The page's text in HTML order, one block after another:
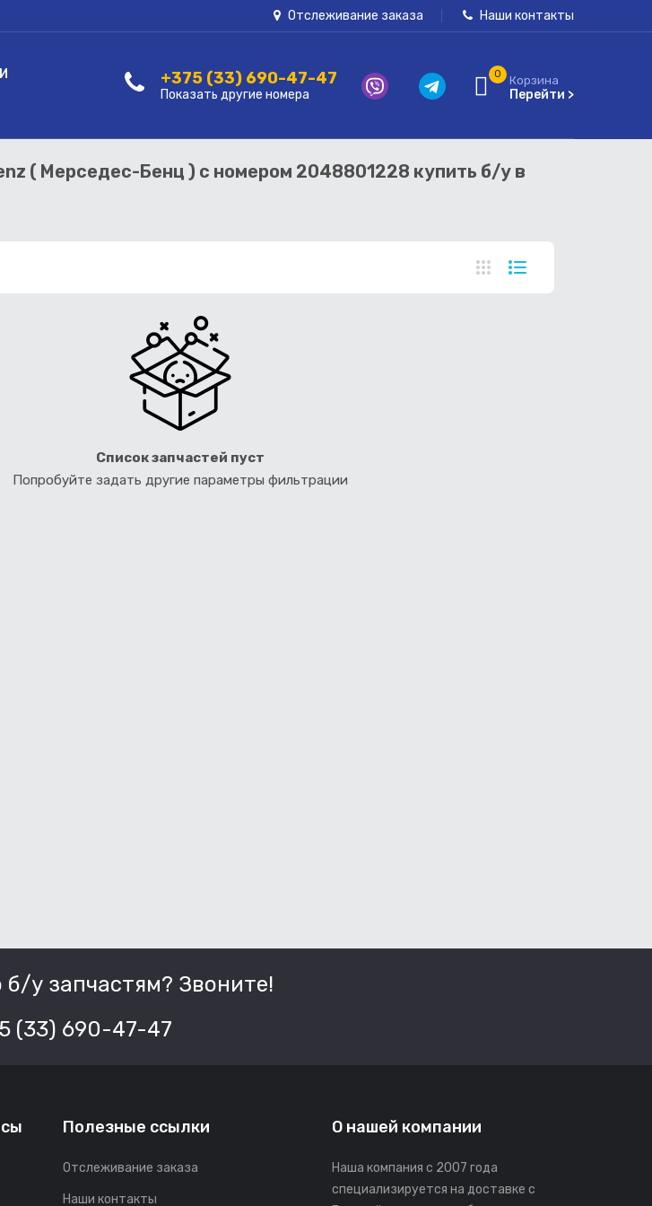
Отслеживание заказа Наши контакты
+375 (33) 690-47-47
Показать другие номера
0 Корзина
Перейти >
( Мерседес-Бенц ) с номером 2048801228 купить б/у в
Список запчастей пуст
Попробуйте задать другие параметры фильтрации
б/у запчастям? Звоните!
(33) 690-47-47
Полезные ссылки
Отслеживание заказа
Наши контакты
О нашей компании
Наша компания с 2007 года
специализируется на доставке с